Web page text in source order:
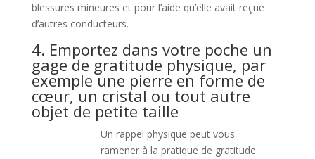
blessures mineures et pour l’aide qu’elle avait reçue
d’autres conducteurs.
4. Emportez dans votre poche un
gage de gratitude physique, par
exemple une pierre en forme de
cœur, un cristal ou tout autre
objet de petite taille
Un rappel physique peut vous
ramener à la pratique de gratitude